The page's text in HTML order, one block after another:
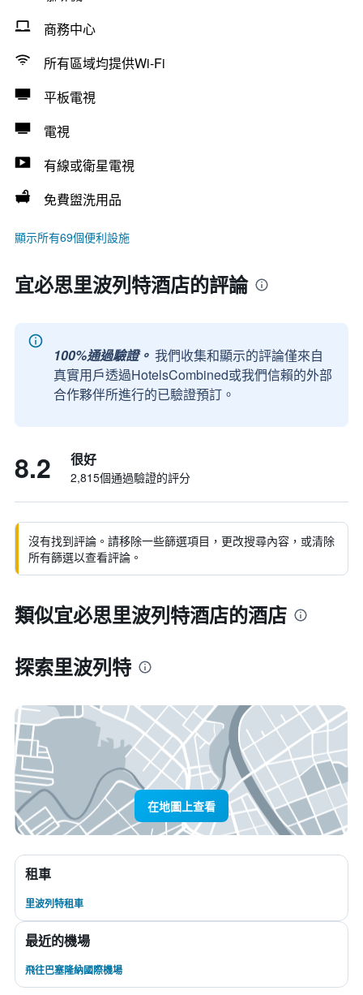
商務中心
所有區域均提供Wi-Fi
平板電視
電視
有線或衛星電視
免費盥洗用品
顯示所有69個便利設施
宜必思里波列特酒店的評論
100%通過驗證。 我們收集和顯示的評論僅來自
真實用戶透過HotelsCombined或我們信賴的外部
合作夥伴所進行的已驗證預訂。
8.2 很好
2,815個通過驗證的評分
沒有找到評論。請移除一些篩選項目，更改搜尋內容，或清除
所有篩選以查看評論。
類似宜必思里波列特酒店的酒店
探索里波列特
在地圖上查看
租車
里波列特租車
最近的機場
飛往巴塞隆納國際機場